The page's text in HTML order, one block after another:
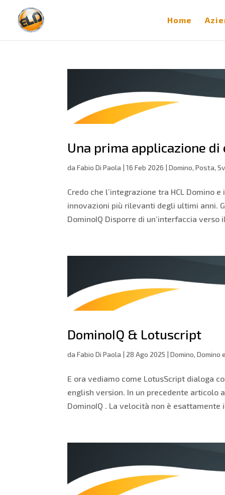
Home
Una prima applicazione di
daFabio Di Paola |16 Feb 2026 |Domino,Posta,
Credo che l’integrazione tra HCL
innovazioni più rilevanti degli ultimi anni.
DominoIQ Disporre di un’interfaccia verso
DominoIQ & Lotuscript
daFabio Di Paola | 28 Ago 2025 |Domino,Domino
E ora vediamo come LotusScript dialoga
english version. In un precedente articolo
DominoIQ . La velocità non è esattamente